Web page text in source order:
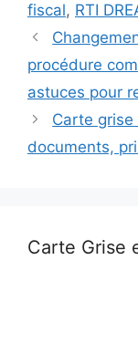
fiscal, RTI
procédure
astuces pour
Carte grise
documents,
Carte Grise